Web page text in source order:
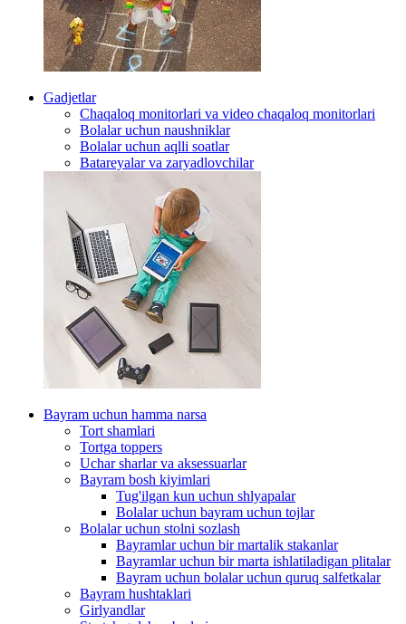
Gadjetlar
Chaqaloq monitorlari va video chaqaloq monitorlari
Bolalar uchun naushniklar
Bolalar uchun aqlli soatlar
Batareyalar va zaryadlovchilar
Bayram uchun hamma narsa
Tort shamlari
Tortga toppers
Uchar sharlar va aksessuarlar
Bayram bosh kiyimlari
Tug'ilgan kun uchun shlyapalar
Bolalar uchun bayram uchun tojlar
Bolalar uchun stolni sozlash
Bayramlar uchun bir martalik stakanlar
Bayramlar uchun bir marta ishlatiladigan plitalar
Bayram uchun bolalar uchun quruq salfetkalar
Bayram hushtaklari
Girlyandlar